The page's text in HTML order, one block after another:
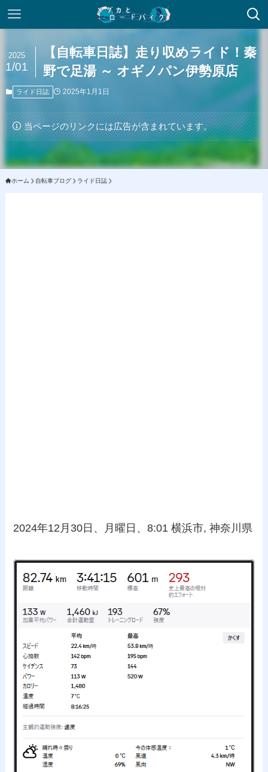
【自転車日誌】走り収めライド！秦
野で足湯 ～ オギノパン伊勢原店
2025
1/01
ライド日誌 2025年1月1日
当ページのリンクには広告が含まれています。
ホーム 自転車ブログ ライド日誌
2024年12月30日、月曜日、8:01 横浜市, 神奈川県